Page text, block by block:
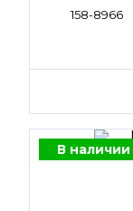
158-8966
В наличии